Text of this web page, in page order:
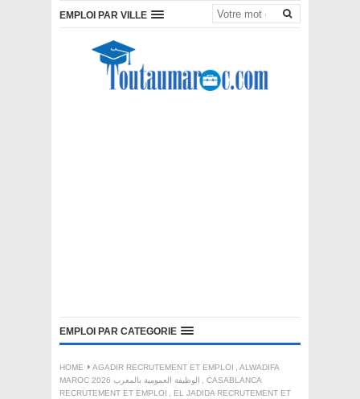
EMPLOI PAR VILLE
EMPLOI PAR CATEGORIE
HOME AGADIR RECRUTEMENT ET EMPLOI , ALWADIFA
MAROC 2026 الوظيفة العمومية بالمغرب
, CASABLANCA
RECRUTEMENT ET EMPLOI , EL JADIDA RECRUTEMENT ET